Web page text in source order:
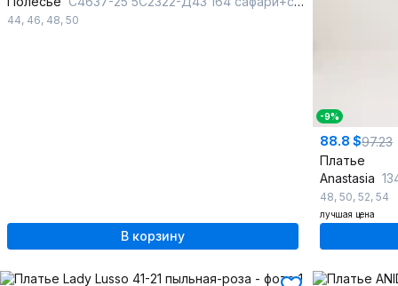
44, 46, 48, 50
В корзину
-9%
88.8 $97.23
Платье
Anastasia
48, 50, 52, 54
лучшая цена